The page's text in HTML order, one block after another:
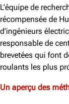
L’équipe de
récompensée de
d’ingénieurs
responsable de
brevetées qui font
roulants les plus
Un aperçu des